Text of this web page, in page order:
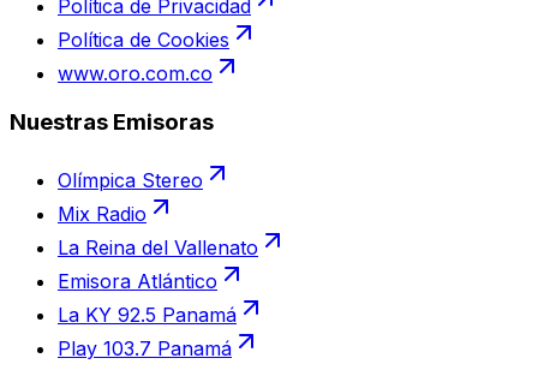
Política de Privacidad
Política de Cookies
www.oro.com.co
Nuestras Emisoras
Olímpica Stereo
Mix Radio
La Reina del Vallenato
Emisora Atlántico
La KY 92.5 Panamá
Play 103.7 Panamá